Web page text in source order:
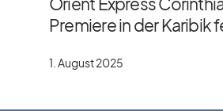
Premiere in der Karibik
1. August 2025